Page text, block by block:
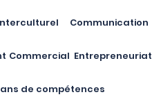
Communication
Commercial Entrepreneuriat
de compétences